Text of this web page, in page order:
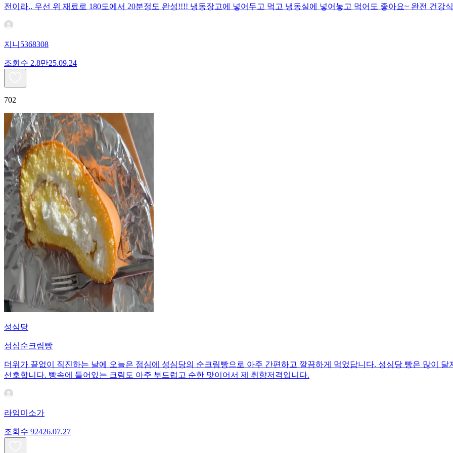
전이라.. 우선 위 재료로 180도에서 20분정도 완성!!!! 냉동장고에 넣어두고 먹고 냉동실에 넣어놓고 먹어도 좋아요~ 완전 건강
지니5368308
조회수 2.8만25.09.24
702
성심당
성심순크림빵
더위가 끝없이 직진하는 날에 오늘은 점심에 성심당의 순크림빵으로 아주 간편하고 깔끔하게 먹었답니다. 성심당 빵은 많이
선호합니다. 빵속에 들어있는 크림도 아주 부드럽고 순한 맛이어서 제 취향저격입니다.
라임미소가
조회수 92426.07.27